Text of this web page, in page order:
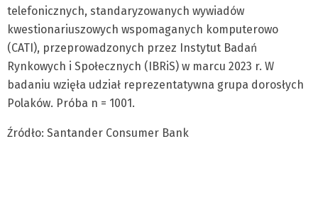
telefonicznych, standaryzowanych wywiadów
kwestionariuszowych wspomaganych komputerowo
(CATI), przeprowadzonych przez Instytut Badań
Rynkowych i Społecznych (IBRiS) w marcu 2023 r. W
badaniu wzięła udział reprezentatywna grupa dorosłych
Polaków. Próba n = 1001.
Źródło: Santander Consumer Bank